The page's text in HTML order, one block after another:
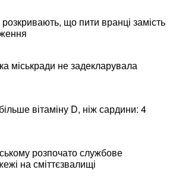
що пити вранці замість
міськради не задекларувала
вітаміну D, ніж сардини: 4
розпочато службове
на сміттєзвалищі